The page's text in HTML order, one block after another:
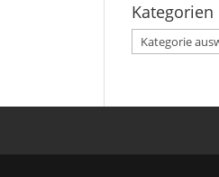
Kategorien
Kategorien